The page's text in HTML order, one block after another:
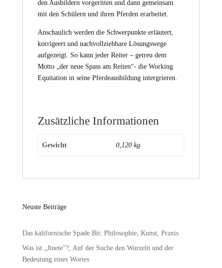
den Ausbildern vorgeritten und dann gemeinsam
mit den Schülern und ihren Pferden erarbeitet.
Anschaulich werden die Schwerpunkte erläutert,
korrigeert und nachvollziehbare Lösungswege
aufgezeigt. So kann jeder Reiter – getreu dem
Motto „der neue Spass am Reiten“- die Working
Equitation in seine Pferdeausbildung intergrieren.
Zusätzliche Informationen
Gewicht 0,120 kg
Neuste Beiträge
Das kalifornische Spade Bit: Philosophie, Kunst, Praxis
Was ist „Jinete“?, Auf der Suche den Wurzeln und der
Bedeutung eines Wortes